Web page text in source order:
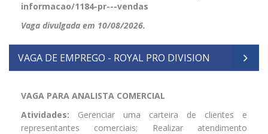
informacao/1184-pr---vendas
Vaga divulgada em 10/08/2026.
VAGA DE EMPREGO - ROYAL PRO DIVISION
VAGA PARA ANALISTA COMERCIAL
Atividades: Gerenciar uma carteira de clientes e
representantes comerciais; Realizar atendimento